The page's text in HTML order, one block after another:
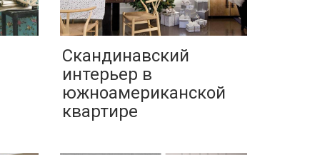
Скандинавский
интерьер в
южноамериканской
квартире